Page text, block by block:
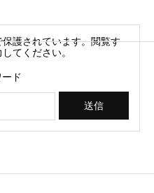
護されています。閲覧す
てください。
ド